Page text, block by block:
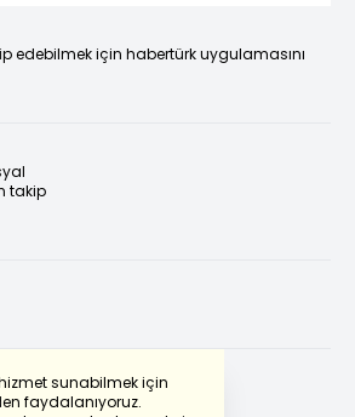
sunabilmek için
faydalanıyoruz.
edebilmek için habertürk uygulamasını
takip